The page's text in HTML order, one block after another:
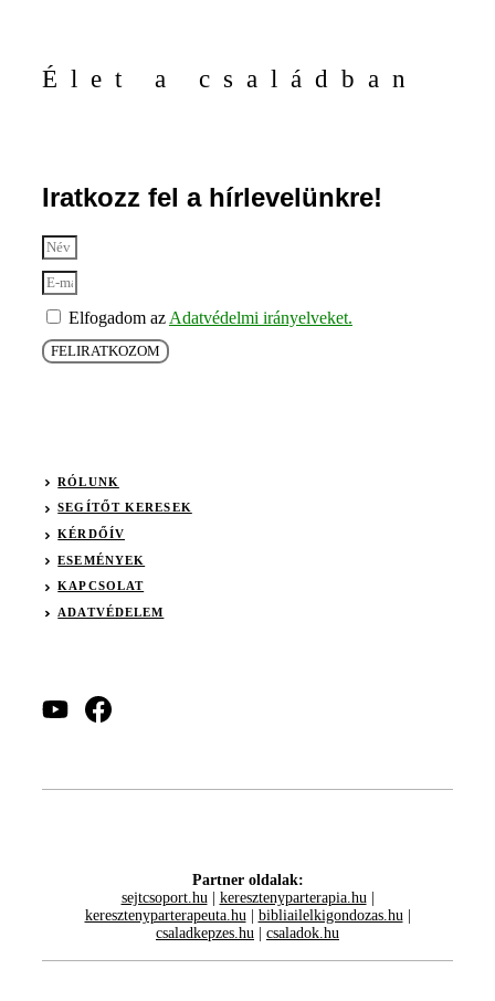
Élet a családban
Iratkozz fel a hírlevelünkre!
Elfogadom az Adatvédelmi irányelveket.
FELIRATKOZOM
RÓLUNK
SEGÍTŐT KERESEK
KÉRDŐÍV
ESEMÉNYEK
KAPCSOLAT
ADATVÉDELEM
Partner oldalak:
sejtcsoport.hu| keresztenyparterapia.hu|
keresztenyparterapeuta.hu| bibliailelkigondozas.hu|
csaladkepzes.hu
csaladok.hu